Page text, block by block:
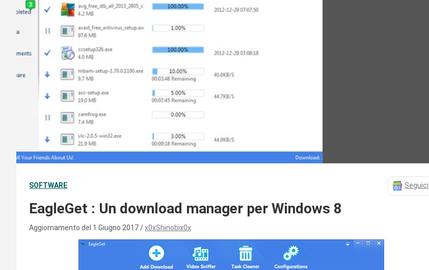
SOFTWARE Seguici
EagleGet : Un download manager per Windows 8
Aggiornamento del 1 Giugno 2017 x0xShinobix0x